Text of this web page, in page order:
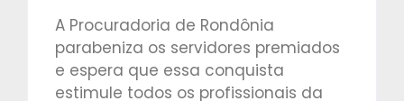
A Procuradoria de Rondônia
parabeniza os servidores premiados
e espera que essa conquista
estimule todos os profissionais da